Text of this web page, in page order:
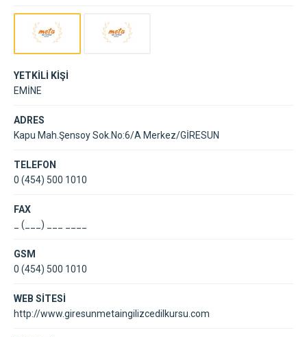
YETKİLİ KİŞİ
EMİNE
ADRES
Kapu Mah.Şensoy Sok.No:6/A Merkez/GİRESUN
TELEFON
0 (454) 500 1010
FAX
_ (___) ___ ____
GSM
0 (454) 500 1010
WEB SİTESİ
http://www.giresunmetaingilizcedilkursu.com